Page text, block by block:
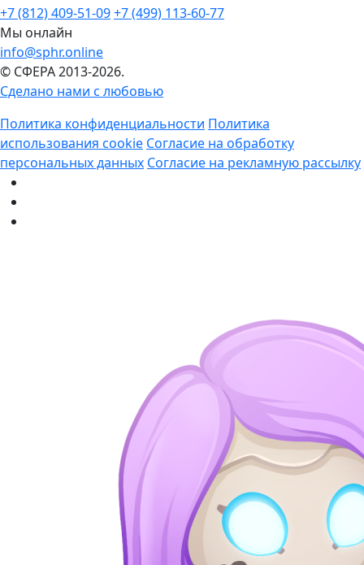
+7 (812) 409-51-09+7 (499) 113-60-77
Мы онлайн
info@sphr.online
© СФЕРА 2013-2026.
Сделано нами с любовью
Политика конфиденциальности Политика
использования cookie Согласие на обработку
персональных данных Согласие на рекламную рассылку